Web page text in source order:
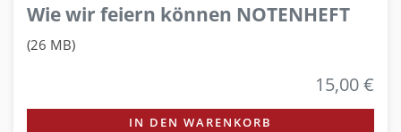
Wie wir feiern können NOTENHEFT
(26 MB)
15,00 €
IN DEN WARENKORB